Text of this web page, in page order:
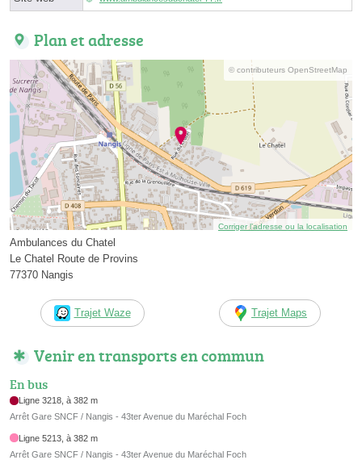
Plan et adresse
© contributeurs OpenStreetMap
Corriger l’adresse ou la localisation
Ambulances du Chatel
Le Chatel Route de Provins
77370 Nangis
Trajet Waze Trajet Maps
Venir en transports en commun
En bus
Ligne 3218, à 382 m
Arrêt Gare SNCF / Nangis - 43ter Avenue du Maréchal Foch
Ligne 5213, à 382 m
Arrêt Gare SNCF / Nangis - 43ter Avenue du Maréchal Foch